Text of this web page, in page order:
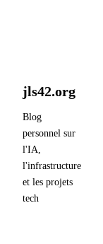
jls42.org
Blog
personnel sur
l'IA,
l'infrastructure
et les projets
tech